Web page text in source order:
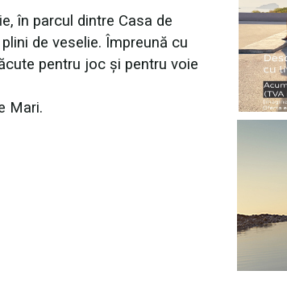
în parcul dintre Casa de
de veselie. Împreună cu
pentru joc și pentru voie
Mari.